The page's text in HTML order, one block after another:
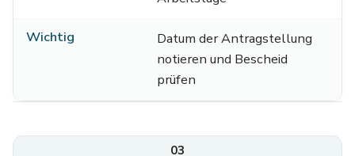
Wichtig
Datum der Antragstellung
notieren und Bescheid
prüfen
03